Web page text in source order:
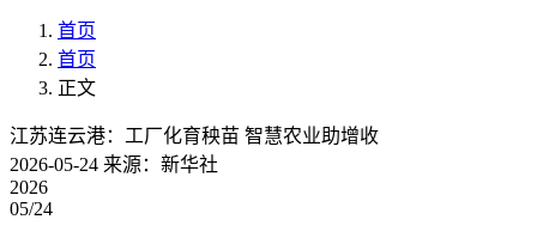
首页
首页
正文
江苏连云港：工厂化育秧苗 智慧农业助增收
2026-05-24 来源：新华社
2026
05/24